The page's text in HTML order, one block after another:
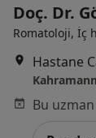
Doç. Dr.
Romatoloji, İç